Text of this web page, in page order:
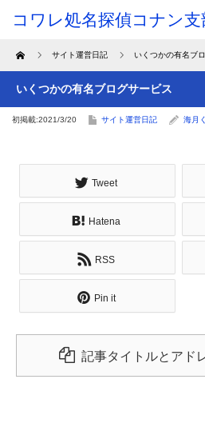
Home サイト運営日記 いくつかの有名ブ
いくつかの有名ブログサービス
初掲載:2021/3/20 サイト運営日記
海月
Tweet
Hatena
RSS
Pin it
記事タイトルとアド